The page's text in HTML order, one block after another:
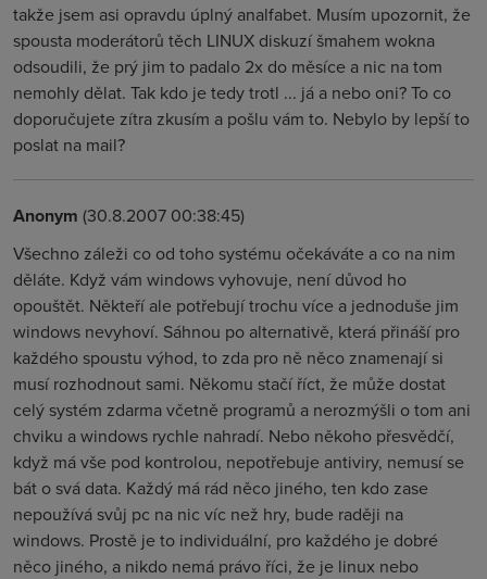
takže jsem asi opravdu úplný analfabet. Musím upozornit, že
spousta moderátorů těch LINUX diskuzí šmahem wokna
odsoudili, že prý jim to padalo 2x do měsíce a nic na tom
nemohly dělat. Tak kdo je tedy trotl ... já a nebo oni? To co
doporučujete zítra zkusím a pošlu vám to. Nebylo by lepší to
poslat na mail?
Anonym (30.8.2007 00:38:45)
Všechno záleži co od toho systému očekáváte a co na nim
děláte. Když vám windows vyhovuje, není důvod ho
opouštět. Někteří ale potřebují trochu více a jednoduše jim
windows nevyhoví. Sáhnou po alternativě, která přináší pro
každého spoustu výhod, to zda pro ně něco znamenají si
musí rozhodnout sami. Někomu stačí říct, že může dostat
celý systém zdarma včetně programů a nerozmýšli o tom ani
chviku a windows rychle nahradí. Nebo někoho přesvědčí,
když má vše pod kontrolou, nepotřebuje antiviry, nemusí se
bát o svá data. Každý má rád něco jiného, ten kdo zase
nepoužívá svůj pc na nic víc než hry, bude raději na
windows. Prostě je to individuální, pro každého je dobré
něco jiného, a nikdo nemá právo říci, že je linux nebo